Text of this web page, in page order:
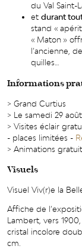
du Val Saint-
et durant
stand «
« Maton »
l’ancienne,
quilles…
Informations
> Grand Curtius
> Le samedi 29
> Visites éclair
- places limitées -
> Animations
Visuels
Visuel Viv(r)e la
Affiche de
Lambert, vers
cristal incolore
cm.